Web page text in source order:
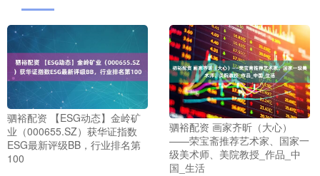
驷裕配资 【ESG动态】金岭矿
业（000655.SZ）获华证指数
ESG最新评级BB，行业排名第
100
驷裕配资 画家齐昕（大心）
——荣宝斋推荐艺术家、国家一
级美术师、美院教授_作品_中
国_生活